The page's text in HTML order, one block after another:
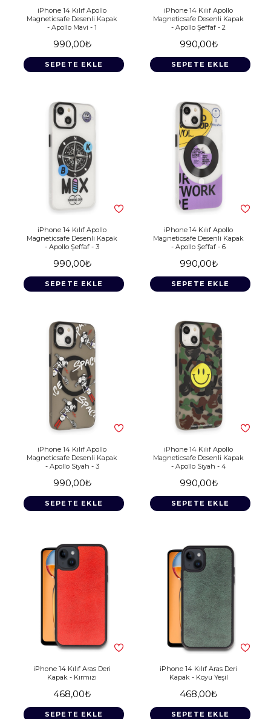
iPhone 14 Kılıf Apollo
Magneticsafe Desenli Kapak
- Apollo Mavi - 1
990,00₺
SEPETE EKLE
iPhone 14 Kılıf Apollo
Magneticsafe Desenli Kapak
- Apollo Şeffaf - 2
990,00₺
SEPETE EKLE
iPhone 14 Kılıf Apollo
Magneticsafe Desenli Kapak
- Apollo Şeffaf - 3
990,00₺
SEPETE EKLE
iPhone 14 Kılıf Apollo
Magneticsafe Desenli Kapak
- Apollo Şeffaf - 6
990,00₺
SEPETE EKLE
iPhone 14 Kılıf Apollo
Magneticsafe Desenli Kapak
- Apollo Siyah - 3
990,00₺
SEPETE EKLE
iPhone 14 Kılıf Apollo
Magneticsafe Desenli Kapak
- Apollo Siyah - 4
990,00₺
SEPETE EKLE
iPhone 14 Kılıf Aras Deri
Kapak - Kırmızı
468,00₺
SEPETE EKLE
iPhone 14 Kılıf Aras Deri
Kapak - Koyu Yeşil
468,00₺
SEPETE EKLE